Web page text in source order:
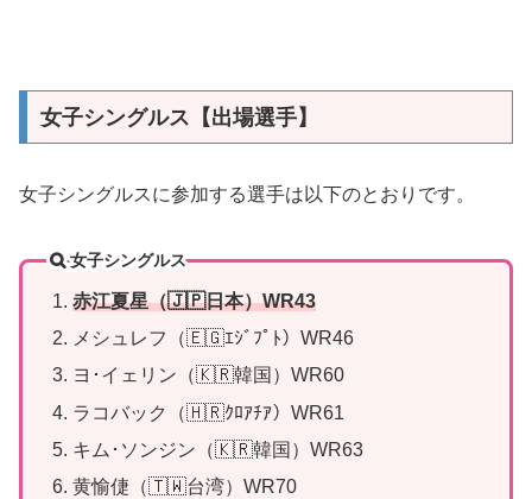
女子シングルス【出場選手】
女子シングルスに参加する選手は以下のとおりです。
女子シングルス
赤江夏星（🇯🇵日本）WR43
メシュレフ（🇪🇬ｴｼﾞﾌﾟﾄ）WR46
ヨ･イェリン（🇰🇷韓国）WR60
ラコバック（🇭🇷ｸﾛｱﾁｱ）WR61
キム･ソンジン（🇰🇷韓国）WR63
黄愉倢（🇹🇼台湾）WR70